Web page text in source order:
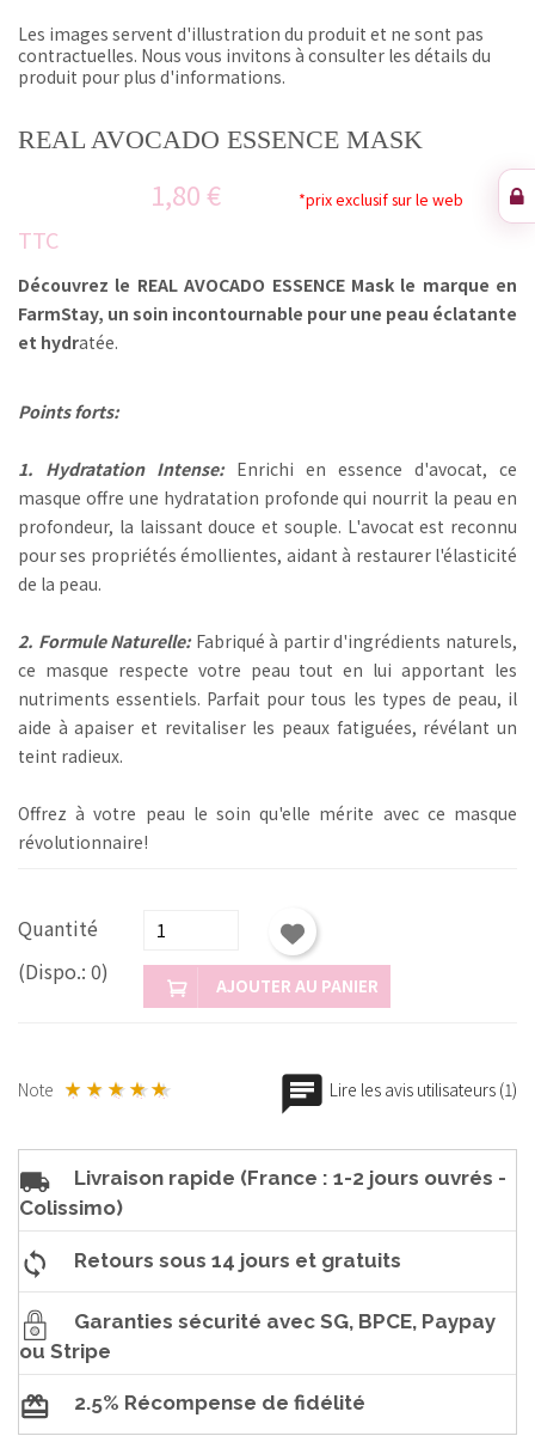
Les images servent d'illustration du produit et ne sont pas
contractuelles. Nous vous invitons à consulter les détails du
produit pour plus d'informations.
REAL AVOCADO ESSENCE MASK
1,80 € *prix exclusif sur le web
TTC
Découvrez le REAL AVOCADO ESSENCE Mask le marque en
FarmStay, un soin incontournable pour une peau éclatante
et hydratée.
Points forts:
1. Hydratation Intense:Enrichi en essence d'avocat, ce
masque offre une hydratation profonde qui nourrit la peau en
profondeur, la laissant douce et souple. L'avocat est reconnu
pour ses propriétés émollientes, aidant à restaurer l'élasticité
de la peau.
2. Formule Naturelle:Fabriqué à partir d'ingrédients naturels,
ce masque respecte votre peau tout en lui apportant les
nutriments essentiels. Parfait pour tous les types de peau, il
aide à apaiser et revitaliser les peaux fatiguées, révélant un
teint radieux.
Offrez à votre peau le soin qu'elle mérite avec ce masque
révolutionnaire!
Quantité
(Dispo.: 0)
AJOUTER AU PANIER
Note Lire les avis utilisateurs (1)
Livraison rapide (France : 1-2 jours ouvrés -
Colissimo)
Retours sous 14 jours et gratuits
Garanties sécurité avec SG, BPCE, Paypay
ou Stripe
2.5% Récompense de fidélité